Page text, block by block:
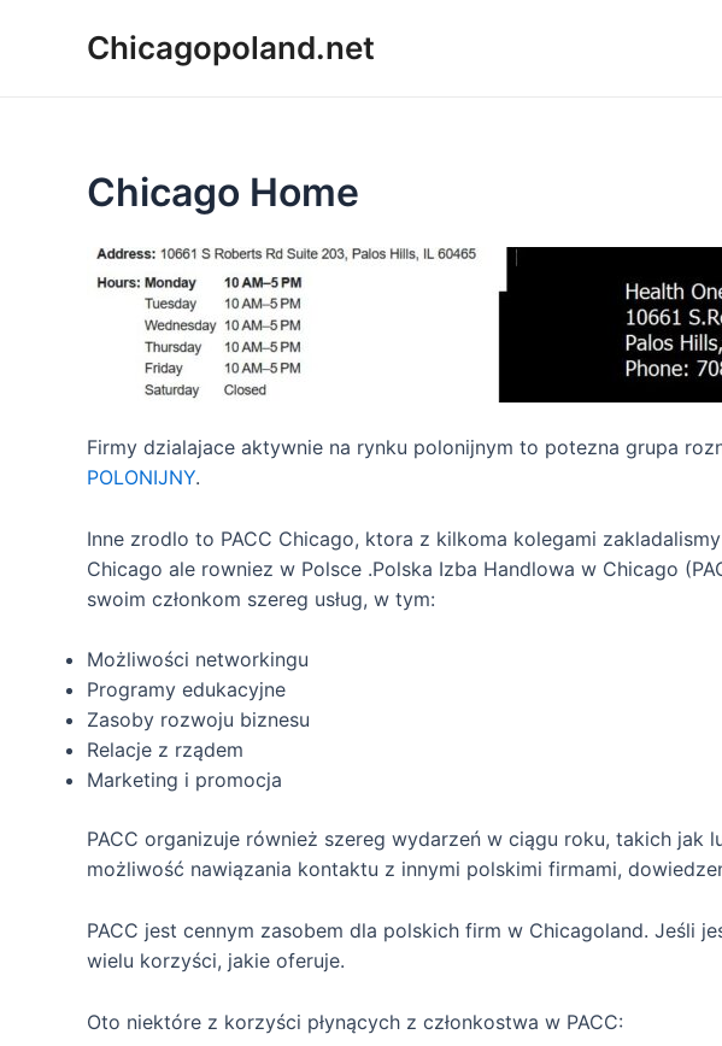
Chicagopoland.net
Chicago Home
Firmy dzialajace aktywnie na rynku polonijnym to potezna grupa
POLONIJNY.
Inne zrodlo to PACC Chicago, ktora z kilkoma kolegami
Chicago ale rowniez w Polsce .Polska Izba Handlowa w Chicago
swoim członkom szereg usług, w tym:
Możliwości networkingu
Programy edukacyjne
Zasoby rozwoju biznesu
Relacje z rządem
Marketing i promocja
PACC organizuje również szereg wydarzeń w ciągu roku, takich jak
możliwość nawiązania kontaktu z innymi polskimi firmami,
PACC jest cennym zasobem dla polskich firm w Chicagoland. Jeśli
wielu korzyści, jakie oferuje.
Oto niektóre z korzyści płynących z członkostwa w PACC: